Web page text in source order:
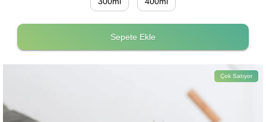
Sepete Ekle
Çok Satıyor